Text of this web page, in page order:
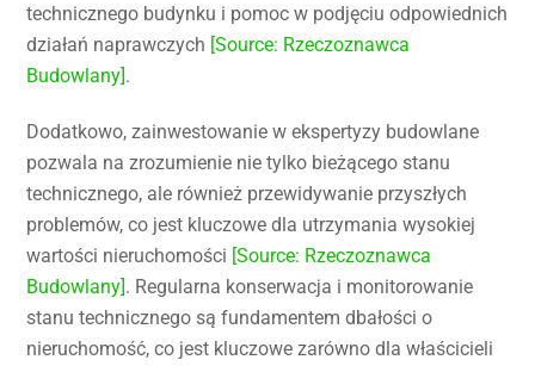
technicznego budynku i pomoc w podjęciu odpowiednich
działań naprawczych [Source: Rzeczoznawca
Budowlany].
Dodatkowo, zainwestowanie w ekspertyzy budowlane
pozwala na zrozumienie nie tylko bieżącego stanu
technicznego, ale również przewidywanie przyszłych
problemów, co jest kluczowe dla utrzymania wysokiej
wartości nieruchomości [Source: Rzeczoznawca
Budowlany]. Regularna konserwacja i monitorowanie
stanu technicznego są fundamentem dbałości o
nieruchomość, co jest kluczowe zarówno dla właścicieli